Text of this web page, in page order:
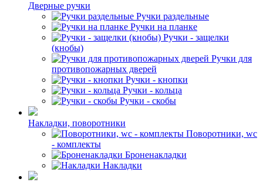
Дверные ручки
Ручки раздельные
Ручки на планке
Ручки - защелки
(кнобы)
Ручки для
противопожарных дверей
Ручки - кнопки
Ручки - кольца
Ручки - скобы
Накладки, поворотники
Поворотники, wc
- комплекты
Броненакладки
Накладки